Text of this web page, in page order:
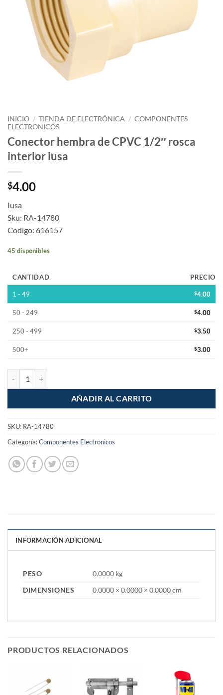
INICIO / TIENDA DE ELECTRÓNICA / COMPONENTES
ELECTRONICOS
Conector hembra de CPVC 1/2″ rosca
interior iusa
$4.00
Iusa
Sku: RA-14780
Codigo: 616157
45 disponibles
CANTIDAD PRECIO
1 - 49 $4.00
50 - 249 $4.00
250 - 499 $3.50
500+ $3.00
AÑADIR AL CARRITO
SKU: RA-14780
Categoría:Componentes Electronicos
INFORMACIÓN ADICIONAL
PESO
0.0000 kg
DIMENSIONES
0.0000 × 0.0000 × 0.0000 cm
PRODUCTOS RELACIONADOS